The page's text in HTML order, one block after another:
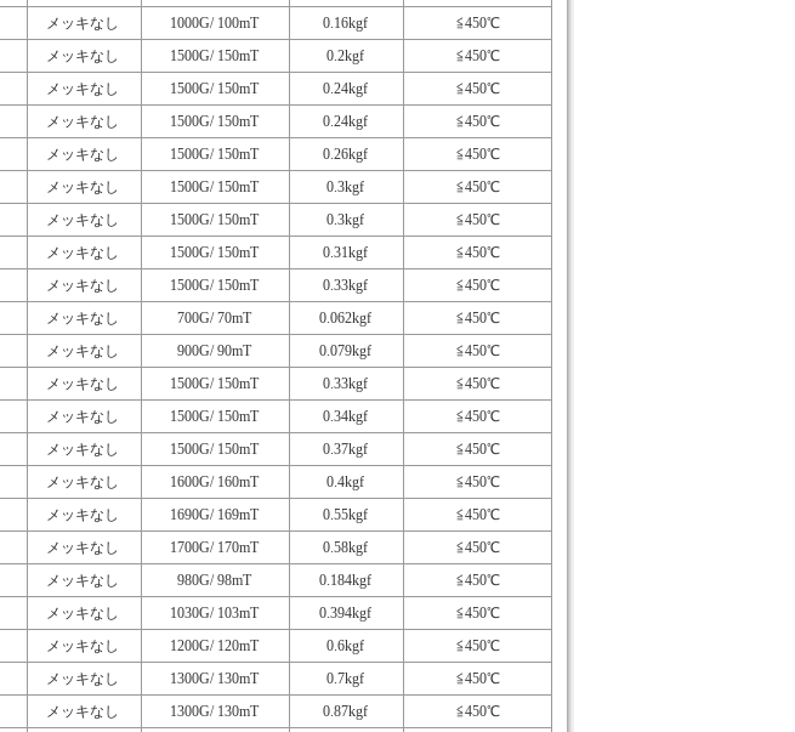
メッキなし 1000G/ 100mT 0.16kgf
≦450℃
メッキなし 1500G/ 150mT 0.2kgf
≦450℃
メッキなし 1500G/ 150mT 0.24kgf
≦450℃
メッキなし 1500G/ 150mT 0.24kgf
≦450℃
メッキなし 1500G/ 150mT 0.26kgf
≦450℃
メッキなし 1500G/ 150mT 0.3kgf
≦450℃
メッキなし 1500G/ 150mT 0.3kgf
≦450℃
メッキなし 1500G/ 150mT 0.31kgf
≦450℃
メッキなし 1500G/ 150mT 0.33kgf
≦450℃
メッキなし 700G/ 70mT 0.062kgf
≦450℃
メッキなし 900G/ 90mT 0.079kgf
≦450℃
メッキなし 1500G/ 150mT 0.33kgf
≦450℃
メッキなし 1500G/ 150mT 0.34kgf
≦450℃
メッキなし 1500G/ 150mT 0.37kgf
≦450℃
メッキなし 1600G/ 160mT 0.4kgf
≦450℃
メッキなし 1690G/ 169mT 0.55kgf
≦450℃
メッキなし 1700G/ 170mT 0.58kgf
≦450℃
メッキなし 980G/ 98mT 0.184kgf
≦450℃
メッキなし 1030G/ 103mT 0.394kgf
≦450℃
メッキなし 1200G/ 120mT 0.6kgf
≦450℃
メッキなし 1300G/ 130mT 0.7kgf
≦450℃
メッキなし 1300G/ 130mT 0.87kgf
≦450℃